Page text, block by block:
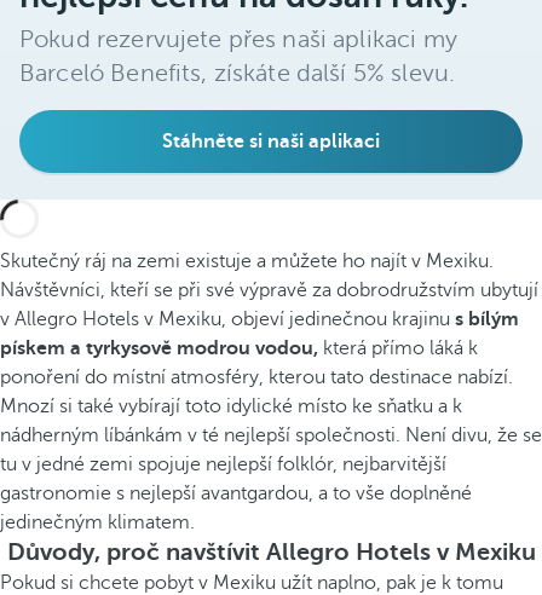
Pokud rezervujete přes naši aplikaci my
Barceló Benefits, získáte další 5% slevu.
Stáhněte si naši aplikaci
Skutečný ráj na zemi existuje a můžete ho najít v Mexiku.
Návštěvníci, kteří se při své výpravě za dobrodružstvím ubytují
v Allegro Hotels v Mexiku, objeví jedinečnou krajinu s bílým
pískem a tyrkysově modrou vodou, která přímo láká k
ponoření do místní atmosféry, kterou tato destinace nabízí.
Mnozí si také vybírají toto idylické místo ke sňatku a k
nádherným líbánkám v té nejlepší společnosti. Není divu, že se
tu v jedné zemi spojuje nejlepší folklór, nejbarvitější
gastronomie s nejlepší avantgardou, a to vše doplněné
jedinečným klimatem.
Důvody, proč navštívit Allegro Hotels v Mexiku
Pokud si chcete pobyt v Mexiku užít naplno, pak je k tomu